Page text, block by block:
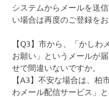
システムからメールを送
い場合は再度のご登録をお
【Q3】市から、「かし
お願い」というメールが
せで間違いないですか。
【A3】不安な場合は、柏
わメール配信サービス」